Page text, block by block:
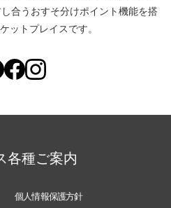
合う おすそ分けポイント機能を搭
ットプレイスです。
各種ご案内
個人情報保護方針